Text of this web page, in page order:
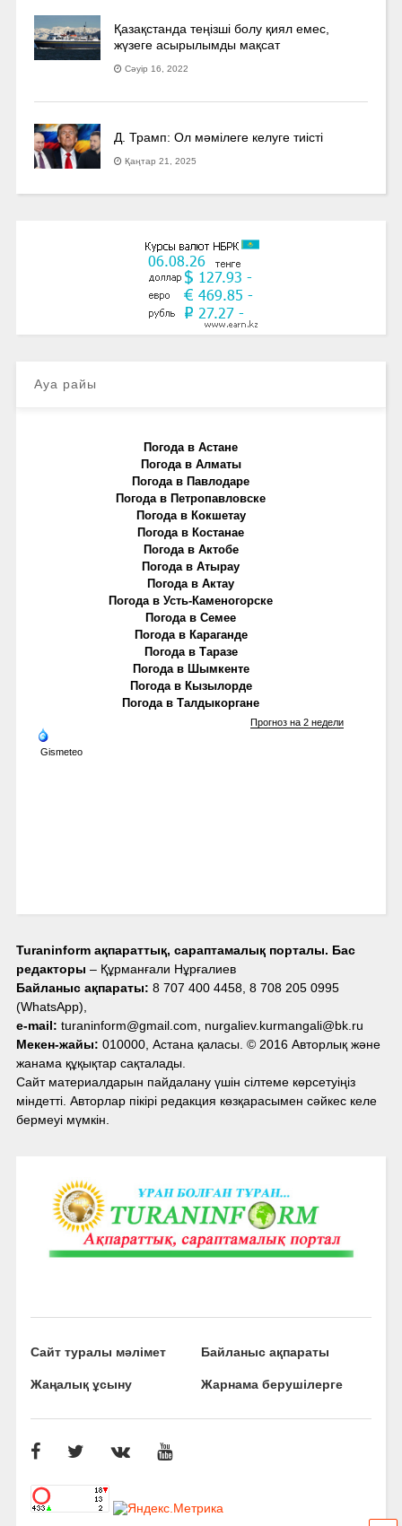
Қазақстанда теңізші болу қиял емес,
жүзеге асырылымды мақсат
Сәуір 16, 2022
Д. Трамп: Ол мәмілеге келуге тиісті
Қаңтар 21, 2025
Ауа райы
Погода в Астане
Погода в Алматы
Погода в Павлодаре
Погода в Петропавловске
Погода в Кокшетау
Погода в Костанае
Погода в Актобе
Погода в Атырау
Погода в Актау
Погода в Усть-Каменогорске
Погода в Семее
Погода в Караганде
Погода в Таразе
Погода в Шымкенте
Погода в Кызылорде
Погода в Талдыкоргане
Gismeteo
Прогноз на 2 недели
Turaninform ақпараттық, сараптамалық порталы. Бас
редакторы – Құрманғали Нұрғалиев
Байланыс ақпараты: 8 707 400 4458, 8 708 205 0995
(WhatsApp),
e-mail: turaninform@gmail.com, nurgaliev.kurmangali@bk.ru
Мекен-жайы: 010000, Астана қаласы. © 2016 Авторлық және
жанама құқықтар сақталады.
Сайт материалдарын пайдалану үшін сілтеме көрсетуіңіз
міндетті. Авторлар пікірі редакция көзқарасымен сәйкес келе
бермеуі мүмкін.
Сайт туралы мәлімет Байланыс ақпараты
Жаңалық ұсыну Жарнама берушілерге